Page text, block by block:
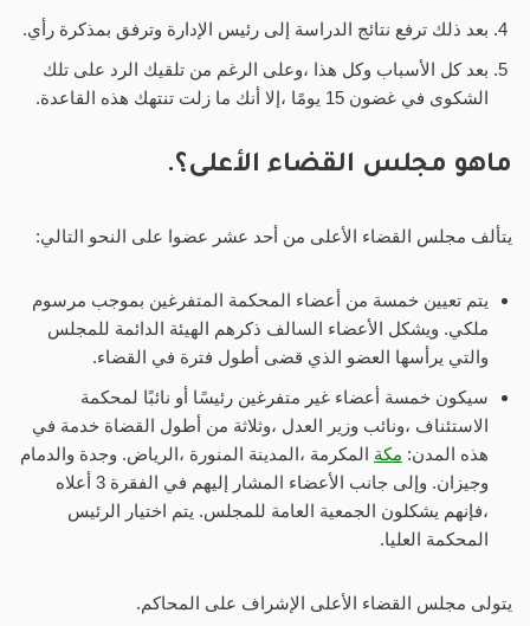
بعد ذلك ترفع نتائج الدراسة إلى رئيس الإدارة وترفق بمذكرة رأي.
بعد كل الأسباب وكل هذا ،وعلى الرغم من تلقيك الرد على تلك
الشكوى في غضون 15 يومًا ،إلا أنك ما زلت تنتهك هذه القاعدة.
ماهو مجلس القضاء الأعلى؟.
يتألف مجلس القضاء الأعلى من أحد عشر عضوا على النحو التالي:
يتم تعيين خمسة من أعضاء المحكمة المتفرغين بموجب مرسوم
ملكي. ويشكل الأعضاء السالف ذكرهم الهيئة الدائمة للمجلس
والتي يرأسها العضو الذي قضى أطول فترة في القضاء.
سيكون خمسة أعضاء غير متفرغين رئيسًا أو نائبًا لمحكمة
الاستئناف ،ونائب وزير العدل ،وثلاثة من أطول القضاة خدمة في
هذه المدن: مكة المكرمة ،المدينة المنورة ،الرياض. وجدة والدمام
وجيزان. وإلى جانب الأعضاء المشار إليهم في الفقرة 3 أعلاه
،فإنهم يشكلون الجمعية العامة للمجلس. يتم اختيار الرئيس
المحكمة العليا.
يتولى مجلس القضاء الأعلى الإشراف على المحاكم.